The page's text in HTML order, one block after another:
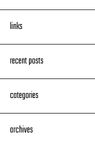
links
recent posts
categories
archives